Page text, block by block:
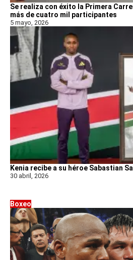
Se realiza con éxito la Primera
más de cuatro mil participantes
5 mayo, 2026
Kenia recibe a su héroe Sabastian
30 abril, 2026
Boxeo